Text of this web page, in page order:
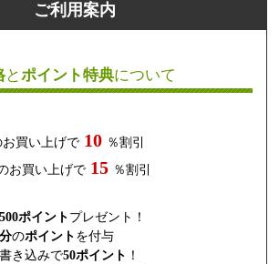
ご利用案内
とポイント特典について
お買い上げで 10 ％割引
お買い上げで 15 ％割引
500ポイント プレゼント！
のポイント を付与
き込みで50ポイント ！